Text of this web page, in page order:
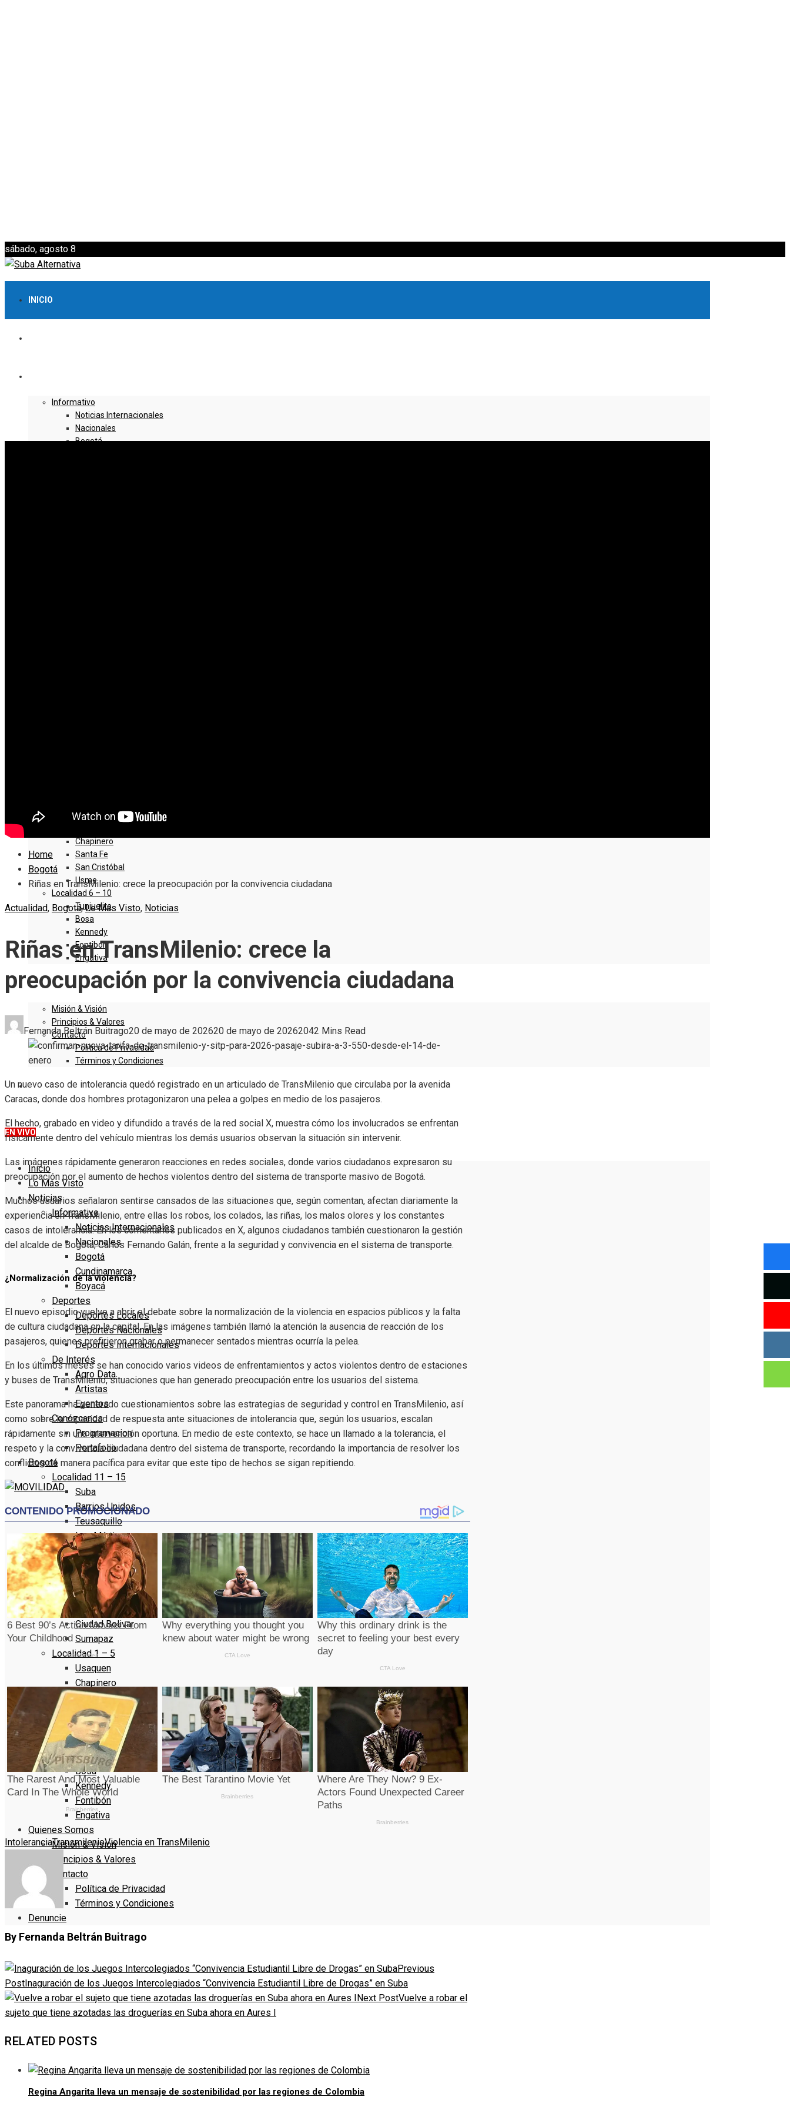
sábado, agosto 8
INICIO
Informativo
Noticias Internacionales
Nacionales
Bogotá
Localidad 1 – 5
Chapinero
Santa Fe
San Cristóbal
Usme
Localidad 6 – 10
Tunjuelito
Bosa
Kennedy
Fontibón
Engativa
QUIENES SOMOS
Misión & Visión
Principios & Valores
Contacto
Política de Privacidad
Términos y Condiciones
DENUNCIE
EN VIVO
Inicio
Lo Más Visto
Noticias
Informativo
Noticias Internacionales
Nacionales
Bogotá
Cundinamarca
Boyacá
Deportes
Deportes Locales
Deportes Nacionales
Deportes Internacionales
De Interés
Agro Data
Artistas
Eventos
Conózcanos
Programacion
Portafolio
Bogotá
Localidad 11 – 15
Suba
Barrios Unidos
Teusaquillo
Los Mártires
Antonio Nariño
Localidad 16 – 20
Puente Aranda
La Candelaria
Rafael Uribe Uribe
Ciudad Bolivar
Sumapaz
Localidad 1 – 5
Usaquen
Chapinero
Santa Fe
San Cristóbal
Usme
Localidad 6 – 10
Tunjuelito
Bosa
Kennedy
Fontibón
Engativa
Quienes Somos
Misión & Visión
Principios & Valores
Contacto
Política de Privacidad
Términos y Condiciones
Denuncie
Home
Bogotá
Riñas en TransMilenio: crece la preocupación por la convivencia ciudadana
Actualidad, Bogotá,Lo Más Visto, Noticias
Riñas en TransMilenio: crece la
preocupación por la convivencia ciudadana
Fernanda Beltrán Buitrago20 de mayo de 202620 de mayo de 20262042 Mins Read
Un nuevo caso de intolerancia quedó registrado en un articulado de TransMilenio que circulaba por la avenida
Caracas, donde dos hombres protagonizaron una pelea a golpes en medio de los pasajeros.
El hecho, grabado en video y difundido a través de la red social X, muestra cómo los involucrados se enfrentan
físicamente dentro del vehículo mientras los demás usuarios observan la situación sin intervenir.
Las imágenes rápidamente generaron reacciones en redes sociales, donde varios ciudadanos expresaron su
preocupación por el aumento de hechos violentos dentro del sistema de transporte masivo de Bogotá.
Muchos usuarios señalaron sentirse cansados de las situaciones que, según comentan, afectan diariamente la
experiencia en TransMilenio, entre ellas los robos, los colados, las riñas, los malos olores y los constantes
casos de intolerancia. En los comentarios publicados en X, algunos ciudadanos también cuestionaron la gestión
del alcalde de Bogotá,Carlos Fernando Galán, frente a la seguridad y convivencia en el sistema de transporte.
¿Normalización de la violencia?
El nuevo episodio vuelve a abrir el debate sobre la normalización de la violencia en espacios públicos y la falta
de cultura ciudadana en la capital. En las imágenes también llamó la atención la ausencia de reacción de los
pasajeros, quienes prefirieron grabar o permanecer sentados mientras ocurría la pelea.
En los últimos meses se han conocido varios videos de enfrentamientos y actos violentos dentro de estaciones
y buses de TransMilenio, situaciones que han generado preocupación entre los usuarios del sistema.
Este panorama ha generado cuestionamientos sobre las estrategias de seguridad y control en TransMilenio, así
como sobre la capacidad de respuesta ante situaciones de intolerancia que, según los usuarios, escalan
rápidamente sin una intervención oportuna. En medio de este contexto, se hace un llamado a la tolerancia, el
respeto y la convivencia ciudadana dentro del sistema de transporte, recordando la importancia de resolver los
conflictos de manera pacífica para evitar que este tipo de hechos se sigan repitiendo.
IntoleranciaTransmilenioViolencia en TransMilenio
By Fernanda Beltrán Buitrago
Previous
PostInaguración de los Juegos Intercolegiados “Convivencia Estudiantil Libre de Drogas” en Suba
Next PostVuelve a robar el
sujeto que tiene azotadas las droguerías en Suba ahora en Aures I
RELATED POSTS
Regina Angarita lleva un mensaje de sostenibilidad por las regiones de Colombia